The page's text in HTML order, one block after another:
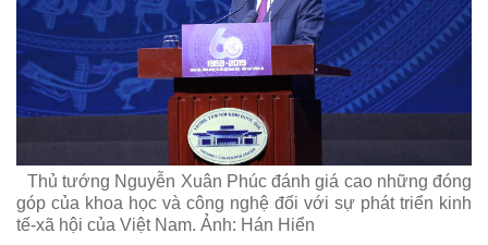
Thủ tướng Nguyễn Xuân Phúc đánh giá cao những đóng
góp của khoa học và công nghệ đối với sự phát triển kinh
tế-xã hội của Việt Nam. Ảnh: Hán Hiển